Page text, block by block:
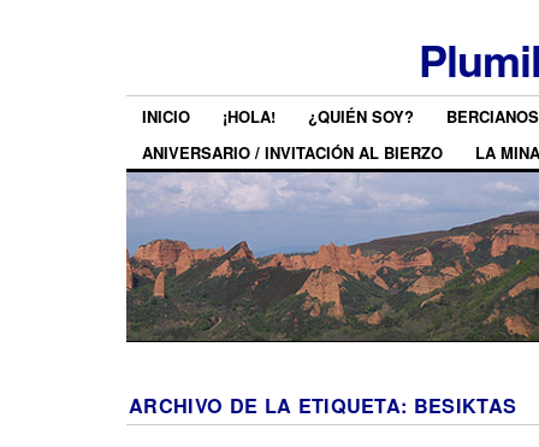
INICIO ¡HOLA! ¿QUIÉN SOY?
ANIVERSARIO / INVITACIÓN AL BIERZO
LA MINA
ARCHIVO DE LA ETIQUETA: BESIKTAS